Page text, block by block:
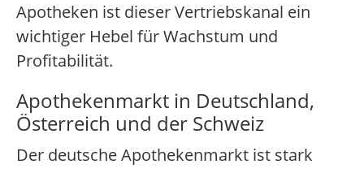
Apotheken ist dieser Vertriebskanal ein
wichtiger Hebel für Wachstum und
Profitabilität.
Apothekenmarkt in Deutschland,
Österreich und der Schweiz
Der deutsche Apothekenmarkt ist stark